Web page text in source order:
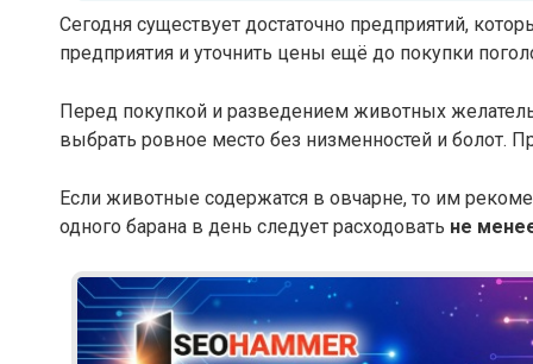
Сегодня существует достаточно предприятий,
предприятия и уточнить цены ещё до покупки
Перед покупкой и разведением животных
выбрать ровное место без низменностей и
Если животные содержатся в овчарне, то им
одного барана в день следует расходовать не